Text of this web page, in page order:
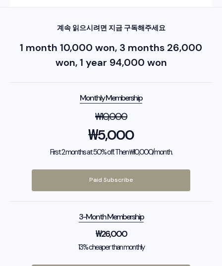
계속 읽으시려면 지금 구독해주세요
1 month 10,000 won, 3 months 26,000
won, 1 year 94,000 won
Monthly Membership
₩10,000
₩5,000
First 2 months at 50% off. Then ₩10,000/month.
Paid Subscribe
3-Month Membership
₩26,000
13% cheaper than monthly